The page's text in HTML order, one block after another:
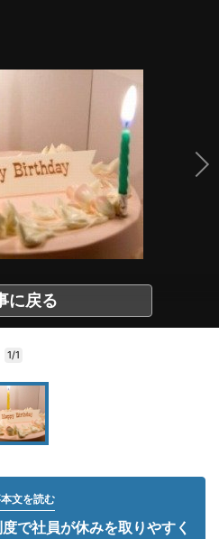
に戻る
1/1
文を読む
で社員が休みを取りやすく